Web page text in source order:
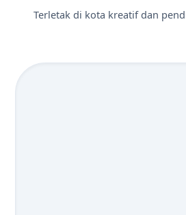
Terletak di kota kreatif dan